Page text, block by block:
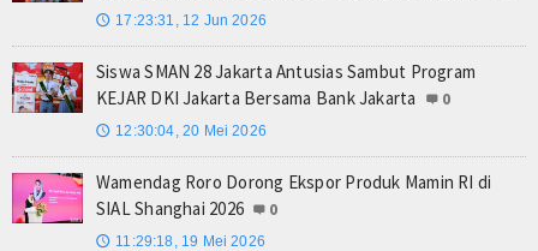
🕔 17:23:31, 12 Jun 2026
Siswa SMAN 28 Jakarta Antusias Sambut Program
KEJAR DKI Jakarta Bersama Bank Jakarta
0
🕔 12:30:04, 20 Mei 2026
Wamendag Roro Dorong Ekspor Produk Mamin RI di
SIAL Shanghai 2026
0
🕔 11:29:18, 19 Mei 2026